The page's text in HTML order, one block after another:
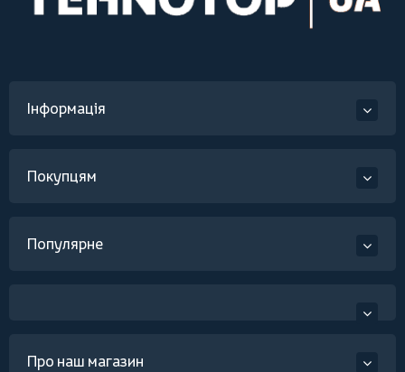
Інформація
Покупцям
Популярне
Про наш магазин